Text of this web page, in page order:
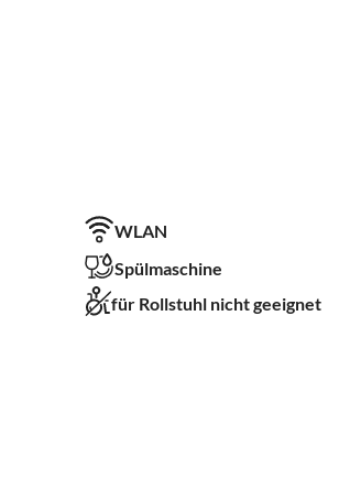
WLAN
Spülmaschine
für Rollstuhl nicht geeignet